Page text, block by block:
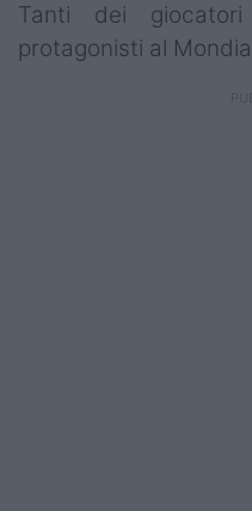
Tanti dei
protagonisti al